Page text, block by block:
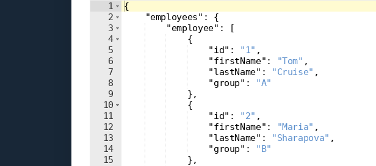
Input field
1
2
3
4
5
6
7
8
9
10
11
12
13
14
15
{
"employees" : {
"employee" :
[
{
"id" : "1" ,
"firstName" : "Tom" ,
"lastName" : "Cruise" ,
"group" :
"A"
},
{
"id" : "2" ,
"firstName" : "Maria" ,
"lastName" : "Sharapova" ,
"group" :
"B"
},